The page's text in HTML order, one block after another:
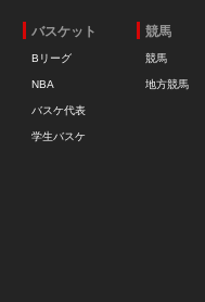
バスケット
Bリーグ
NBA
バスケ代表
学生バスケ
競馬
競馬
地方競馬